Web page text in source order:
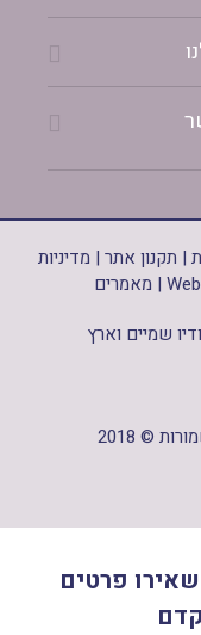
| תקנון אתר | מדיניות
| מאמרים
שמיים וארץ
© 2018
פרטים